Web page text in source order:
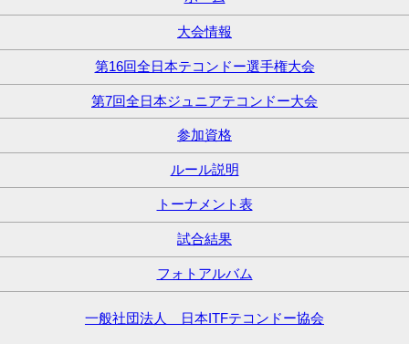
大会情報
第16回全日本テコンドー選手権大会
第7回全日本ジュニアテコンドー大会
参加資格
ルール説明
トーナメント表
試合結果
フォトアルバム
一般社団法人 日本ITFテコンドー協会